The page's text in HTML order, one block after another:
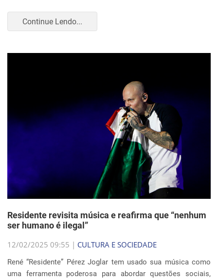
Continue Lendo...
Residente revisita música e reafirma que “nenhum
ser humano é ilegal”
12/02/2025 09:55 | CULTURA E SOCIEDADE
René “Residente” Pérez Joglar tem usado sua música como
uma ferramenta poderosa para abordar questões sociais,